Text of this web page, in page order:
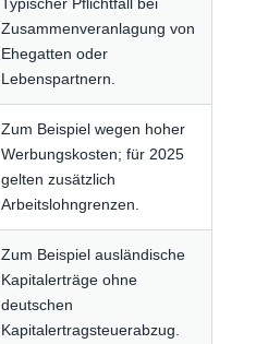
Zusammenveranlagung von
Ehegatten oder
Lebenspartnern.
Zum Beispiel wegen hoher
Werbungskosten; für 2025
gelten zusätzlich
Arbeitslohngrenzen.
Zum Beispiel ausländische
Kapitalerträge ohne
deutschen
Kapitalertragsteuerabzug.